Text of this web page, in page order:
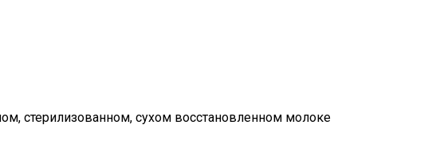
стерилизованном, сухом восстановленном молоке